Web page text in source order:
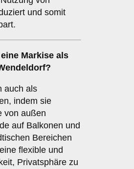
und somit
Markise als
auch als
indem sie
von außen
auf Balkonen und
Bereichen
flexible und
Privatsphäre zu